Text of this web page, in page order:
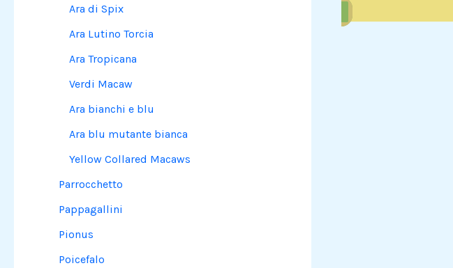
Ara di Spix
Ara Lutino Torcia
Ara Tropicana
Verdi Macaw
Ara bianchi e blu
Ara blu mutante bianca
Yellow Collared Macaws
Parrocchetto
Pappagallini
Pionus
Poicefalo